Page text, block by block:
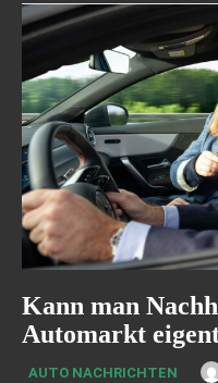
Kann man
Automarkt
AUTO NACHRICHTEN